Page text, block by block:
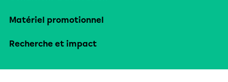
Matériel promotionnel
Recherche et impact